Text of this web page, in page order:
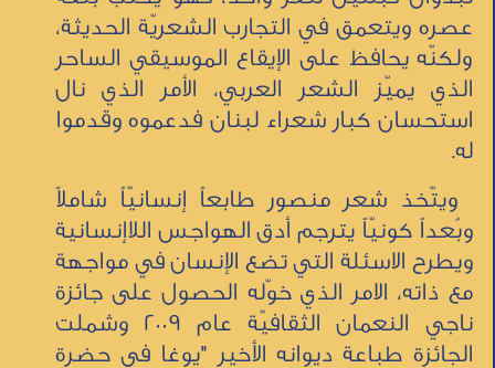
عصره ويتعمق في التجارب الشعريّة الحديثة،
ولكنّه يحافظ على الإيقاع الموسيقي الساحر
الذي يميّز الشعر العربي، الأمر الذي نال
استحسان كبار شعراء لبنان فدعموه وقدموا
له.
ويتّخذ شعر منصور طابعاً إنسانيّاً شاملاً
وبُعداً كونيّاً يترجم أدق الهواجس اللاإنسانية
ويطرح الاسئلة التي تضع الإنسان في مواجهة
مع ذاته، الامر الذي خوّله الحصول على جائزة
ناجي النعمان الثقافيّة عام 2009 وشملت
الجائزة طباعة ديوانه الأخير "يوغا في حضرة